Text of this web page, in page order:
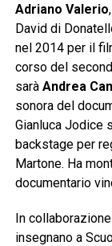
Adriano Valerio
David di
nel 2014 per il
corso del
sarà Andrea
sonora del
Gianluca Jodice
backstage per
Martone. Ha
documentario
In
insegnano a